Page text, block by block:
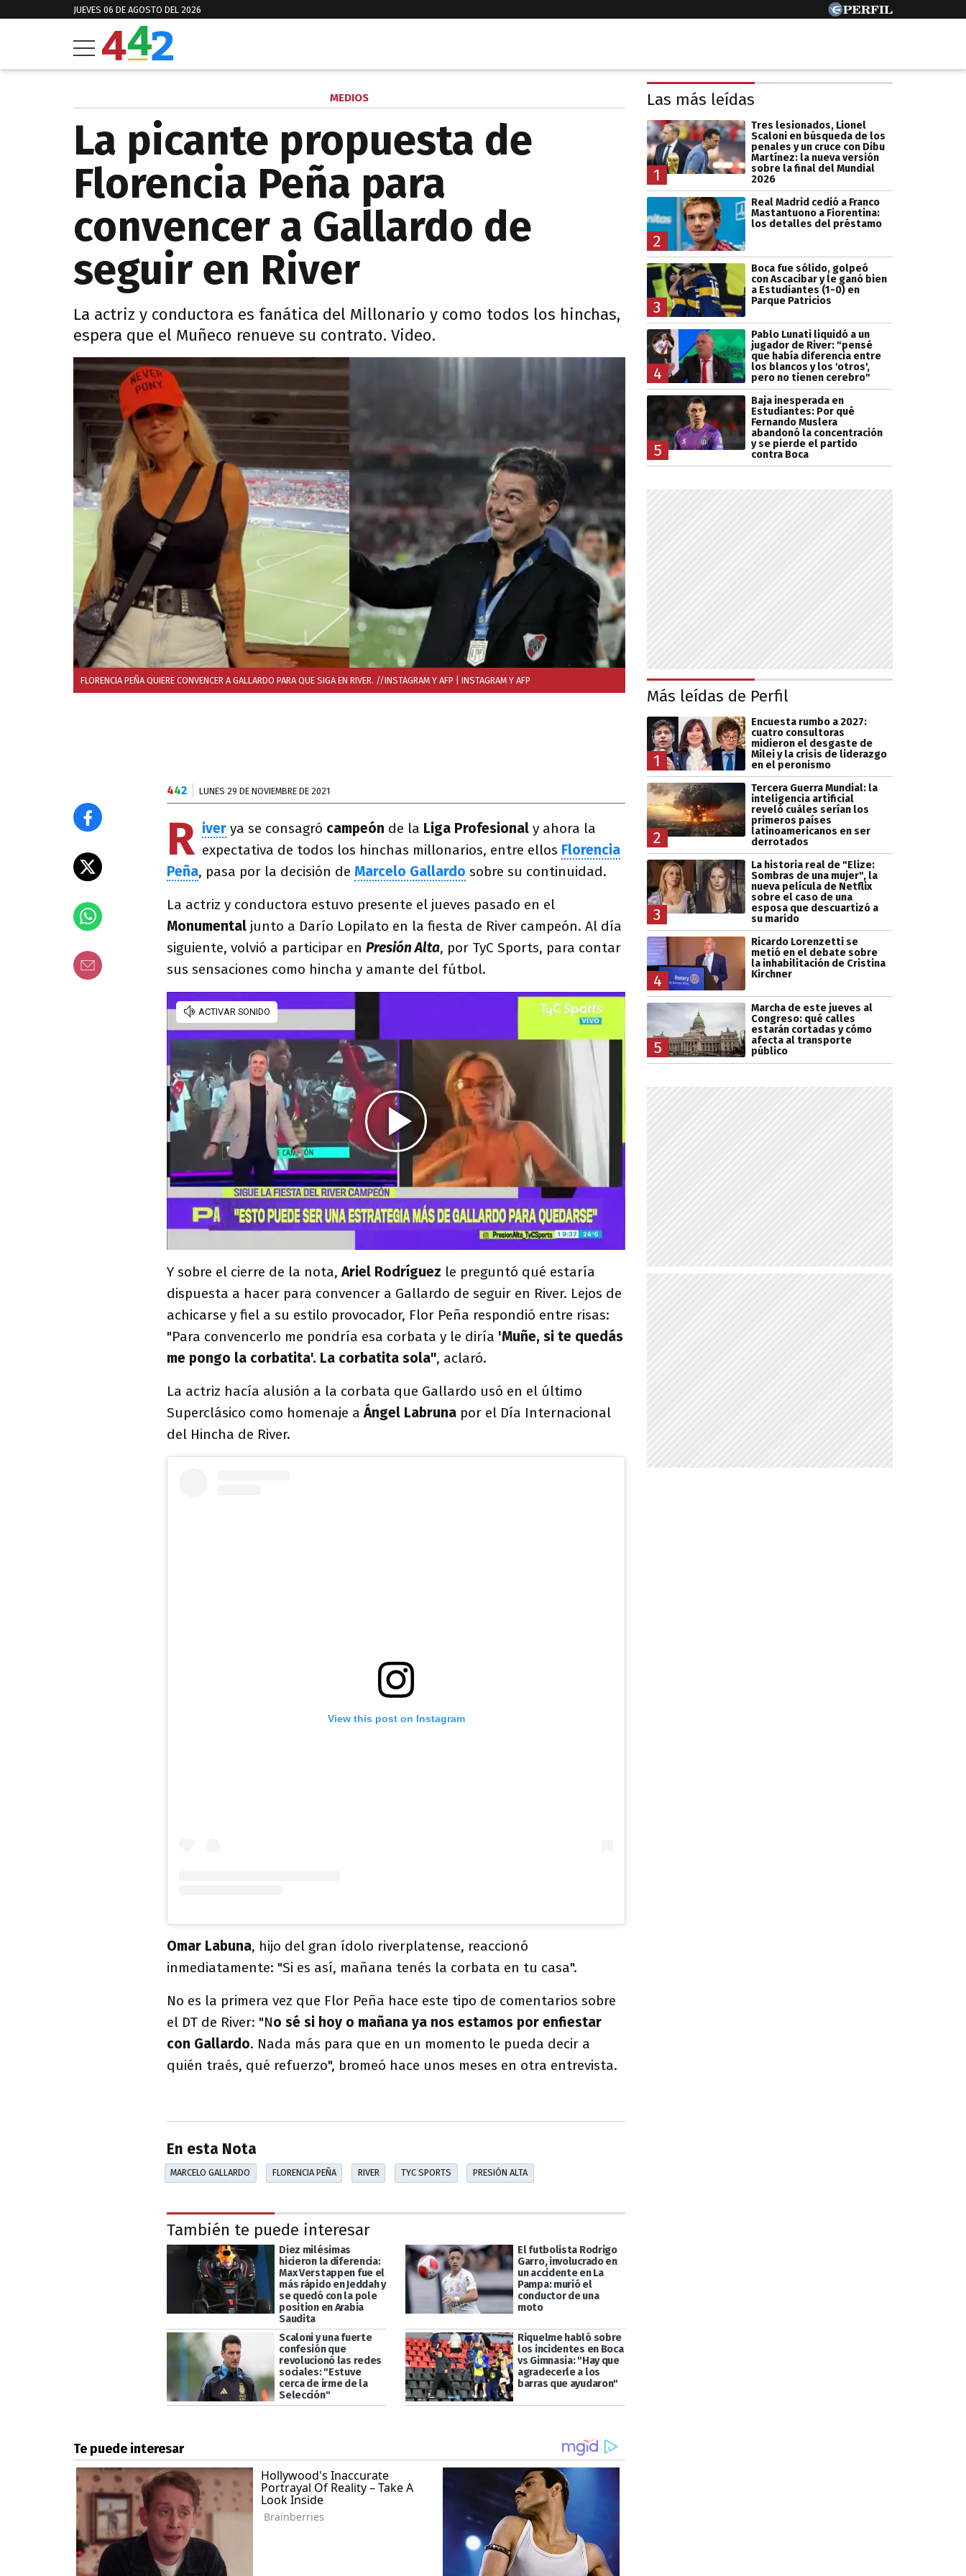
JUEVES 06 DE AGOSTO DEL 2026
MEDIOS
La picante propuesta de
Florencia Peña para
convencer a Gallardo de
seguir en River
La actriz y conductora es fanática del Millonario y como todos los hinchas,
espera que el Muñeco renueve su contrato. Video.
FLORENCIA PEÑA QUIERE CONVENCER A GALLARDO PARA QUE SIGA EN RIVER. //INSTAGRAM Y AFP | INSTAGRAM Y AFP
442 LUNES 29 DE NOVIEMBRE DE 2021
R iver ya se consagró campeón de la Liga Profesional y ahora la
expectativa de todos los hinchas millonarios, entre ellos Florencia
Peña, pasa por la decisión de Marcelo Gallardo sobre su continuidad.
La actriz y conductora estuvo presente el jueves pasado en el
Monumental junto a Darío Lopilato en la fiesta de River campeón. Al día
siguiente, volvió a participar en Presión Alta, por TyC Sports, para contar
sus sensaciones como hincha y amante del fútbol.
Y sobre el cierre de la nota,Ariel Rodríguez le preguntó qué estaría
dispuesta a hacer para convencer a Gallardo de seguir en River. Lejos de
achicarse y fiel a su estilo provocador, Flor Peña respondió entre risas:
"Para convencerlo me pondría esa corbata y le diría 'Muñe, si te quedás
me pongo la corbatita'. La corbatita sola", aclaró.
La actriz hacía alusión a la corbata que Gallardo usó en el último
Superclásico como homenaje aÁngel Labruna por el Día Internacional
del Hincha de River.
View this post on Instagram
Omar Labuna, hijo del gran ídolo riverplatense, reaccionó
inmediatamente: "Si es así, mañana tenés la corbata en tu casa".
No es la primera vez que Flor Peña hace este tipo de comentarios sobre
el DT de River: "No sé si hoy o mañana ya nos estamos por enfiestar
con Gallardo. Nada más para que en un momento le pueda decir a
quién traés, qué refuerzo", bromeó hace unos meses en otra entrevista.
En esta Nota
MARCELO GALLARDO FLORENCIA PEÑA RIVER TYC SPORTS PRESIÓN ALTA
También te puede interesar
Diez milésimas
hicieron la diferencia:
Max Verstappen fue el
más rápido en Jeddah y
se quedó con la pole
position en Arabia
Saudita
El futbolista Rodrigo
Garro, involucrado en
un accidente en La
Pampa: murió el
conductor de una
moto
Scaloni y una fuerte
confesión que
revolucionó las redes
sociales: "Estuve
cerca de irme de la
Selección"
Riquelme habló sobre
los incidentes en Boca
vs Gimnasia: "Hay que
agradecerle a los
barras que ayudaron"
Las más leídas
1
Tres lesionados, Lionel
Scaloni en búsqueda de los
penales y un cruce con Dibu
Martínez: la nueva versión
sobre la final del Mundial
2026
2
Real Madrid cedió a Franco
Mastantuono a Fiorentina:
los detalles del préstamo
3
Boca fue sólido, golpeó
con Ascacibar y le ganó bien
a Estudiantes (1-0) en
Parque Patricios
4
Pablo Lunati liquidó a un
jugador de River: "pensé
que había diferencia entre
los blancos y los 'otros',
pero no tienen cerebro"
5
Baja inesperada en
Estudiantes: Por qué
Fernando Muslera
abandonó la concentración
y se pierde el partido
contra Boca
Más leídas de Perfil
1
Encuesta rumbo a 2027:
cuatro consultoras
midieron el desgaste de
Milei y la crisis de liderazgo
en el peronismo
2
Tercera Guerra Mundial: la
inteligencia artificial
reveló cuáles serían los
primeros países
latinoamericanos en ser
derrotados
3
La historia real de "Elize:
Sombras de una mujer", la
nueva película de Netflix
sobre el caso de una
esposa que descuartizó a
su marido
4
Ricardo Lorenzetti se
metió en el debate sobre
la inhabilitación de Cristina
Kirchner
5
Marcha de este jueves al
Congreso: qué calles
estarán cortadas y cómo
afecta al transporte
público